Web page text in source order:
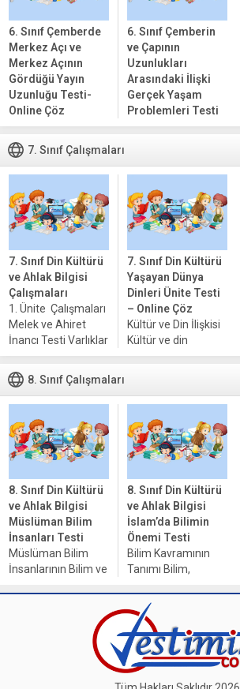
Kur’an-ı Kerim’in
Ana Konuları...
6. Sınıf Çemberde
Merkez Açı ve
Merkez Açının
Gördüğü Yayın
Uzunluğu Testi-
Online Çöz
Merkez Açı Nedir?
Merkez açı, bir
çemberin
merkezinden geçen
bir açıdır. Bu açı,
çember üzerindeki
iki noktayı
birleştiren doğru
parçalarının
oluşturduğu açıdır.
Merkez açısı,
çemberin...
6. Sınıf Çemberin
ve Çapının
Uzunlukları
Arasındaki İlişki
Gerçek Yaşam
Problemleri Testi
– Online Çöz
düzlemde yer alan
ve belirli bir noktaya,
yani merkez
noktasına, eşit
uzaklıkta bulunan
tüm noktaların
oluşturduğu kapalı
bir şekildir....
7. Sınıf Çalışmaları
7. Sınıf Din Kültürü
ve Ahlak Bilgisi
Çalışmaları
1. Ünite Çalışmaları
Melek ve Ahiret
İnancı Testi Varlıklar
Âlemi Testi Dünya
ve Ahiret Hayatı
Testi Melek ve
Ahiret İnancının
İnsan Davranışına
Etkileri Testi 2....
7. Sınıf Din Kültürü
Yaşayan Dünya
Dinleri Ünite Testi
– Online Çöz
Kültür ve Din İlişkisi
Kültür ve din
arasındaki ilişki,
biridir. Kültür, bir
toplumu oluşturan
değerler, inançlar,
gelenekler ve
alışkanlıklar
bütünüdür....
8. Sınıf Çalışmaları
8. Sınıf Din Kültürü
ve Ahlak Bilgisi
Müslüman Bilim
İnsanları Testi
Müslüman Bilim
İnsanlarının Bilim ve
8. Sınıf Din Kültürü
ve Ahlak Bilgisi
İslam’da Bilimin
Önemi Testi
Bilim Kavramının
Tanımı Bilim,
şekilde bilgi edinme
ve anlamlandırma
süreci olarak
tanımlanabilir.
Temel olarak,